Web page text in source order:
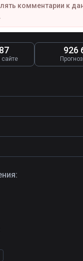
комментарии к
сайте
926